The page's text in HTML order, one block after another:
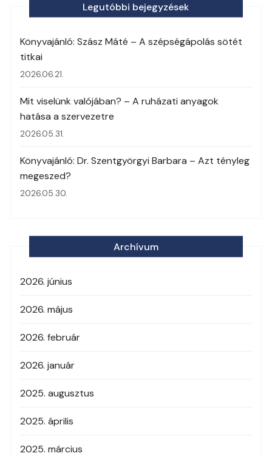
Legutóbbi bejegyzések
Könyvajánló: Szász Máté – A szépségápolás sötét
titkai
2026.06.21.
Mit viselünk valójában? – A ruházati anyagok
hatása a szervezetre
2026.05.31.
Könyvajánló: Dr. Szentgyörgyi Barbara – Azt tényleg
megeszed?
2026.05.30.
Archívum
2026. június
2026. május
2026. február
2026. január
2025. augusztus
2025. április
2025. március